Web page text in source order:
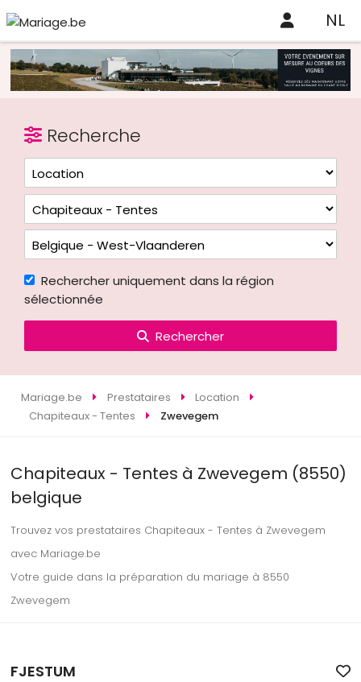
NL
Recherche
Rechercher uniquement dans la région
sélectionnée
Rechercher
Mariage.be Prestataires
Location
Chapiteaux - Tentes
Zwevegem
Chapiteaux - Tentes à Zwevegem (8550)
belgique
Trouvez vos prestataires Chapiteaux - Tentes à Zwevegem
avec Mariage.be
Votre guide dans la préparation du mariage à 8550
Zwevegem
FJESTUM